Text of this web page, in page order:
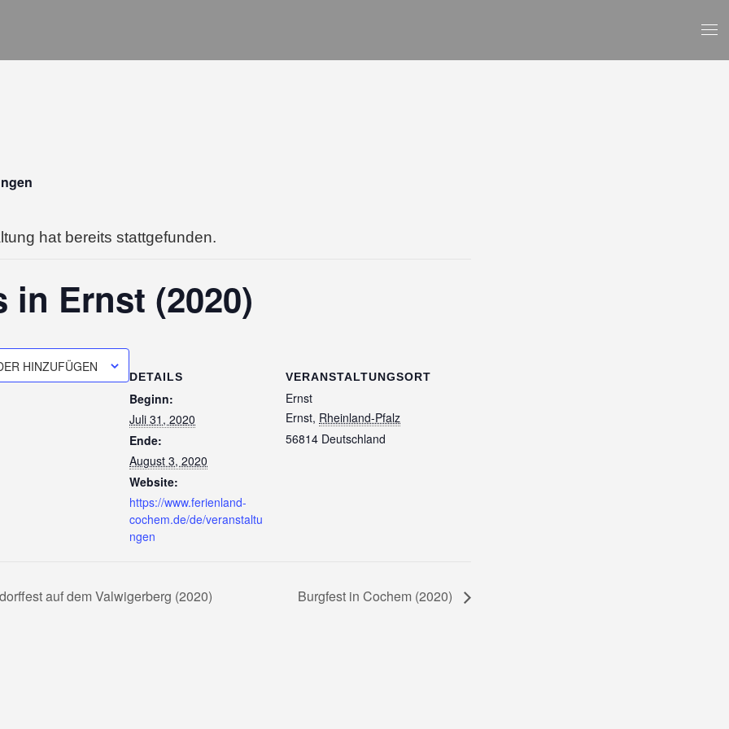
hat bereits stattgefunden.
in Ernst (2020)
HINZUFÜGEN
DETAILS
Beginn:
Juli 31, 2020
Ende:
August 3, 2020
Website:
https://www.ferienland-
cochem.de/de/veranstaltu
ngen
VERANSTALTUNGSORT
Ernst
Ernst, Rheinland-Pfalz
56814 Deutschland
auf dem Valwigerberg (2020) Burgfest in Cochem (2020)